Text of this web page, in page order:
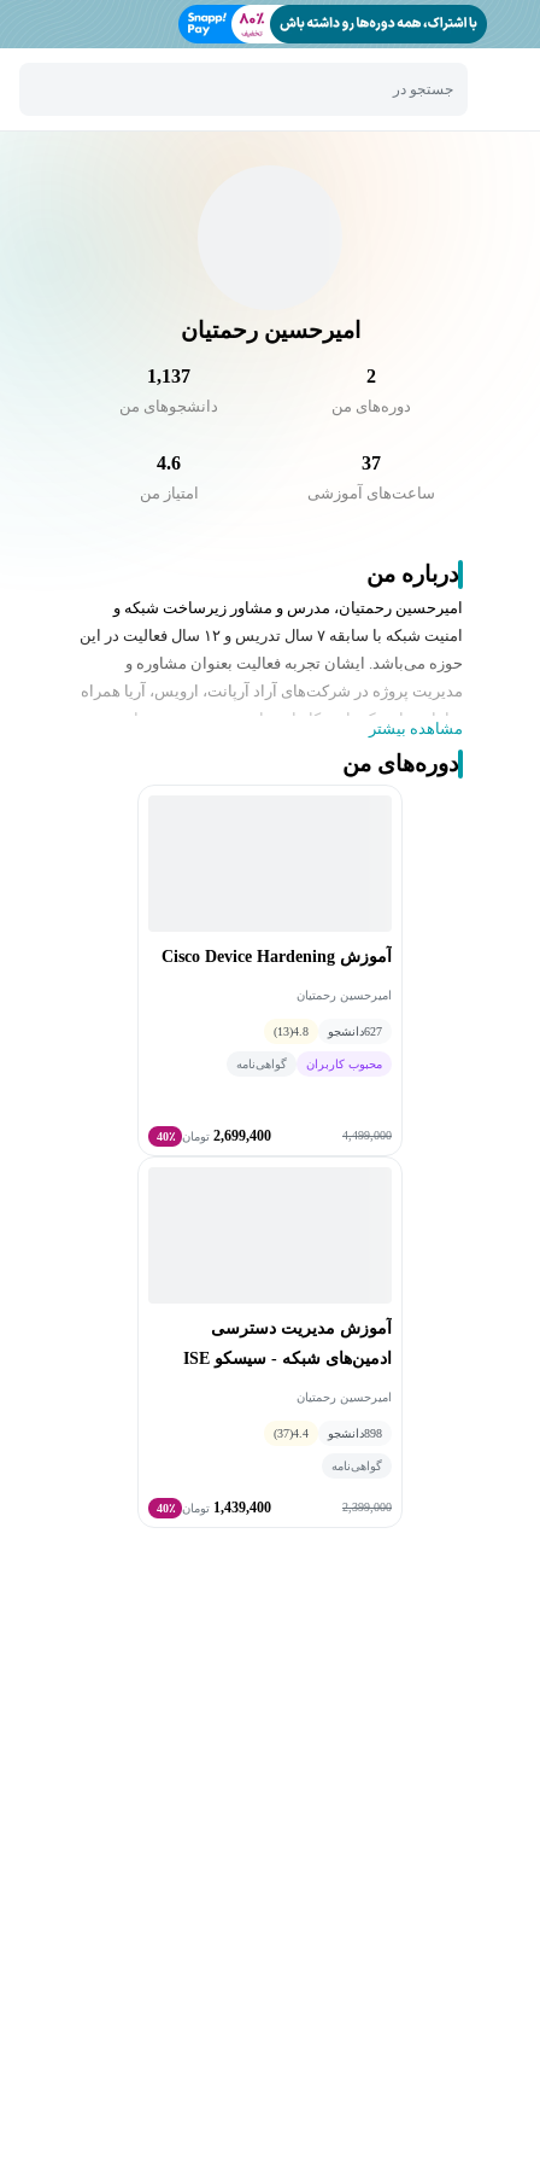
جستجو در
امیرحسین رحمتیان
2
دوره‌های من
1,137
دانشجو‌های من
37
ساعت‌های آموزشی
4.6
امتیاز من
درباره من
امیرحسین رحمتیان، مدرس و مشاور زیرساخت شبکه و
امنیت شبکه با سابقه ۷ سال تدریس و ۱۲ سال فعالیت در این
حوزه می‌باشد. ایشان تجربه فعالیت بعنوان مشاوره و
مدیریت پروژه در شرکت‌های آراد آرپانت، ارویس، آریا همراه
سامانه و اینوتک را در کارنامه دارند. همچنین به عنوان
متخصص شبکه و امنیت شبکه در بانک خاورمیانه، شرکت
شاتل و هم چنین هماتلکام فعالیت کردند. از سوابق آموزشی
مشاهده بیشتر
دوره‌های من
آموزش Cisco Device Hardening
امیرحسین رحمتیان
627دانشجو 4.8
(13)
محبوب کاربران گواهی‌نامه
4,499,000
2,699,400 تومان 40٪
آموزش مدیریت دسترسی
ادمین‌های شبکه - سیسکو ISE
امیرحسین رحمتیان
898دانشجو 4.4
(37)
گواهی‌نامه
2,399,000
1,439,400 تومان 40٪